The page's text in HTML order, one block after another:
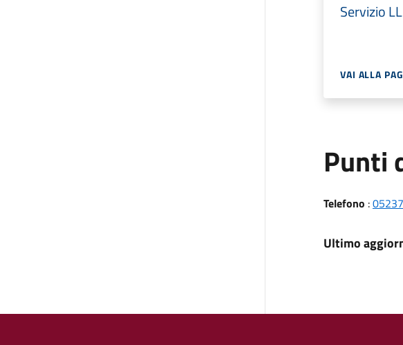
Servizio
VAI ALLA
Punti
Telefono :
Ultimo